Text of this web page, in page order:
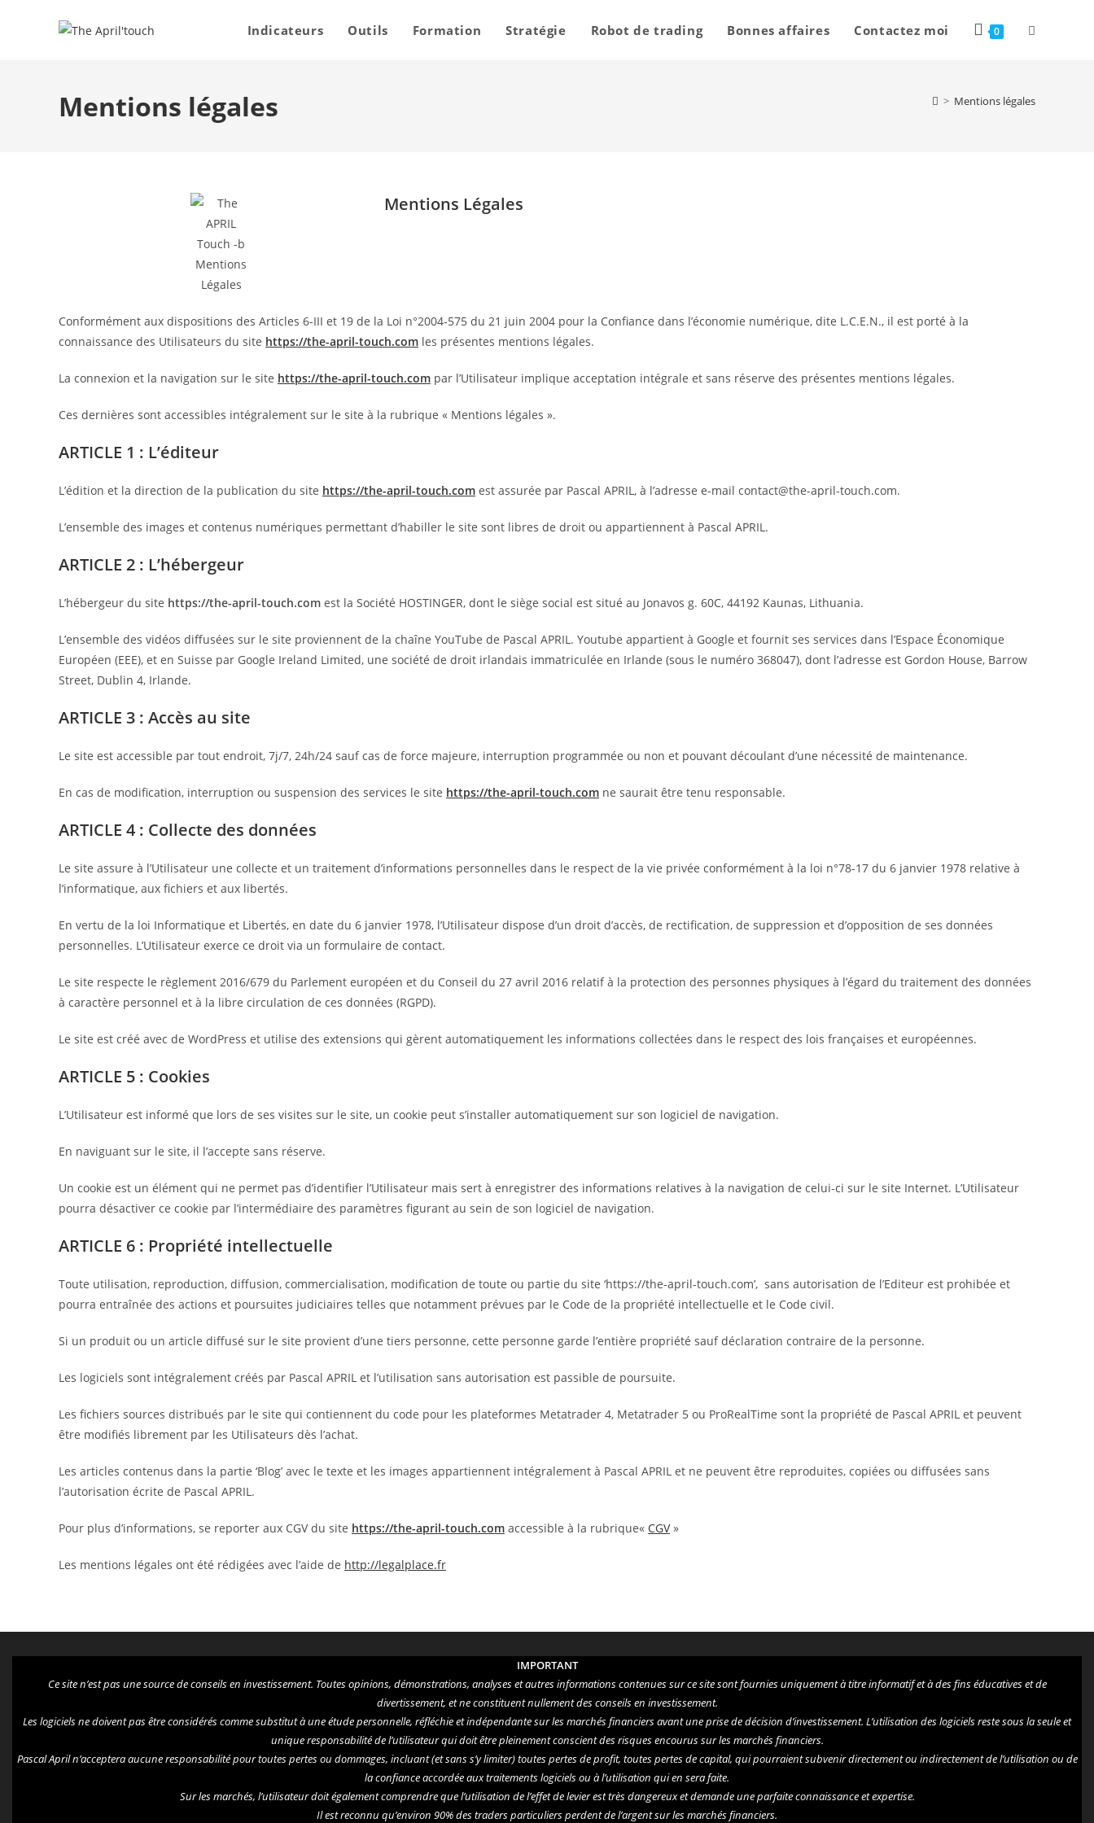
Indicateurs Outils Formation Stratégie Robot de trading Bonnes affaires Contactez moi 0 Toggle
Mentions légales > Mentions légales
Mentions Légales
Conformément aux dispositions des Articles 6-III et 19 de la Loi n°2004-575 du 21 juin 2004 pour la Confiance dans l’économie numérique, dite L.C.E.N., il est porté à la
connaissance des Utilisateurs du site https://the-april-touch.com les présentes mentions légales.
La connexion et la navigation sur le site https://the-april-touch.com par l’Utilisateur implique acceptation intégrale et sans réserve des présentes mentions légales.
Ces dernières sont accessibles intégralement sur le site à la rubrique « Mentions légales ».
ARTICLE 1 : L’éditeur
L’édition et la direction de la publication du site https://the-april-touch.com est assurée par Pascal APRIL, à l’adresse e-mail contact@the-april-touch.com.
L’ensemble des images et contenus numériques permettant d’habiller le site sont libres de droit ou appartiennent à Pascal APRIL.
ARTICLE 2 : L’hébergeur
L’hébergeur du site https://the-april-touch.com est la Société HOSTINGER, dont le siège social est situé au Jonavos g. 60C, 44192 Kaunas, Lithuania.
L’ensemble des vidéos diffusées sur le site proviennent de la chaîne YouTube de Pascal APRIL. Youtube appartient à Google et fournit ses services dans l’Espace Économique
Européen (EEE), et en Suisse par Google Ireland Limited, une société de droit irlandais immatriculée en Irlande (sous le numéro 368047), dont l’adresse est Gordon House, Barrow
Street, Dublin 4, Irlande.
ARTICLE 3 : Accès au site
Le site est accessible par tout endroit, 7j/7, 24h/24 sauf cas de force majeure, interruption programmée ou non et pouvant découlant d’une nécessité de maintenance.
En cas de modification, interruption ou suspension des services le site https://the-april-touch.com ne saurait être tenu responsable.
ARTICLE 4 : Collecte des données
Le site assure à l’Utilisateur une collecte et un traitement d’informations personnelles dans le respect de la vie privée conformément à la loi n°78-17 du 6 janvier 1978 relative à
l’informatique, aux fichiers et aux libertés.
En vertu de la loi Informatique et Libertés, en date du 6 janvier 1978, l’Utilisateur dispose d’un droit d’accès, de rectification, de suppression et d’opposition de ses données
personnelles. L’Utilisateur exerce ce droit via un formulaire de contact.
Le site respecte le règlement 2016/679 du Parlement européen et du Conseil du 27 avril 2016 relatif à la protection des personnes physiques à l’égard du traitement des données
à caractère personnel et à la libre circulation de ces données (RGPD).
Le site est créé avec de WordPress et utilise des extensions qui gèrent automatiquement les informations collectées dans le respect des lois françaises et européennes.
ARTICLE 5 : Cookies
L’Utilisateur est informé que lors de ses visites sur le site, un cookie peut s’installer automatiquement sur son logiciel de navigation.
En naviguant sur le site, il l’accepte sans réserve.
Un cookie est un élément qui ne permet pas d’identifier l’Utilisateur mais sert à enregistrer des informations relatives à la navigation de celui-ci sur le site Internet. L’Utilisateur
pourra désactiver ce cookie par l’intermédiaire des paramètres figurant au sein de son logiciel de navigation.
ARTICLE 6 : Propriété intellectuelle
Toute utilisation, reproduction, diffusion, commercialisation, modification de toute ou partie du site ‘https://the-april-touch.com’, sans autorisation de l’Editeur est prohibée et
pourra entraînée des actions et poursuites judiciaires telles que notamment prévues par le Code de la propriété intellectuelle et le Code civil.
Si un produit ou un article diffusé sur le site provient d’une tiers personne, cette personne garde l’entière propriété sauf déclaration contraire de la personne.
Les logiciels sont intégralement créés par Pascal APRIL et l’utilisation sans autorisation est passible de poursuite.
Les fichiers sources distribués par le site qui contiennent du code pour les plateformes Metatrader 4, Metatrader 5 ou ProRealTime sont la propriété de Pascal APRIL et peuvent
être modifiés librement par les Utilisateurs dès l’achat.
Les articles contenus dans la partie ‘Blog’ avec le texte et les images appartiennent intégralement à Pascal APRIL et ne peuvent être reproduites, copiées ou diffusées sans
l’autorisation écrite de Pascal APRIL.
Pour plus d’informations, se reporter aux CGV du site https://the-april-touch.com accessible à la rubrique« CGV»
Les mentions légales ont été rédigées avec l’aide de http://legalplace.fr
IMPORTANT
Ce site n’est pas une source de conseils en investissement. Toutes opinions, démonstrations, analyses et autres informations contenues sur ce site sont fournies uniquement à titre informatif et à des fins éducatives et de
divertissement, et ne constituent nullement des conseils en investissement.
Les logiciels ne doivent pas être considérés comme substitut à une étude personnelle, réfléchie et indépendante sur les marchés financiers avant une prise de décision d’investissement. L’utilisation des logiciels reste sous la seule et
unique responsabilité de l’utilisateur qui doit être pleinement conscient des risques encourus sur les marchés financiers.
Pascal April n’acceptera aucune responsabilité pour toutes pertes ou dommages, incluant (et sans s’y limiter) toutes pertes de profit, toutes pertes de capital, qui pourraient subvenir directement ou indirectement de l’utilisation ou de
la confiance accordée aux traitements logiciels ou à l’utilisation qui en sera faite.
Sur les marchés, l’utilisateur doit également comprendre que l’utilisation de l’effet de levier est très dangereux et demande une parfaite connaissance et expertise.
Il est reconnu qu’environ 90% des traders particuliers perdent de l’argent sur les marchés financiers.